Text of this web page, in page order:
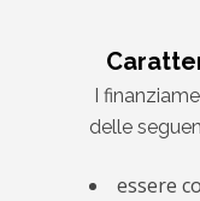
I
delle
essere